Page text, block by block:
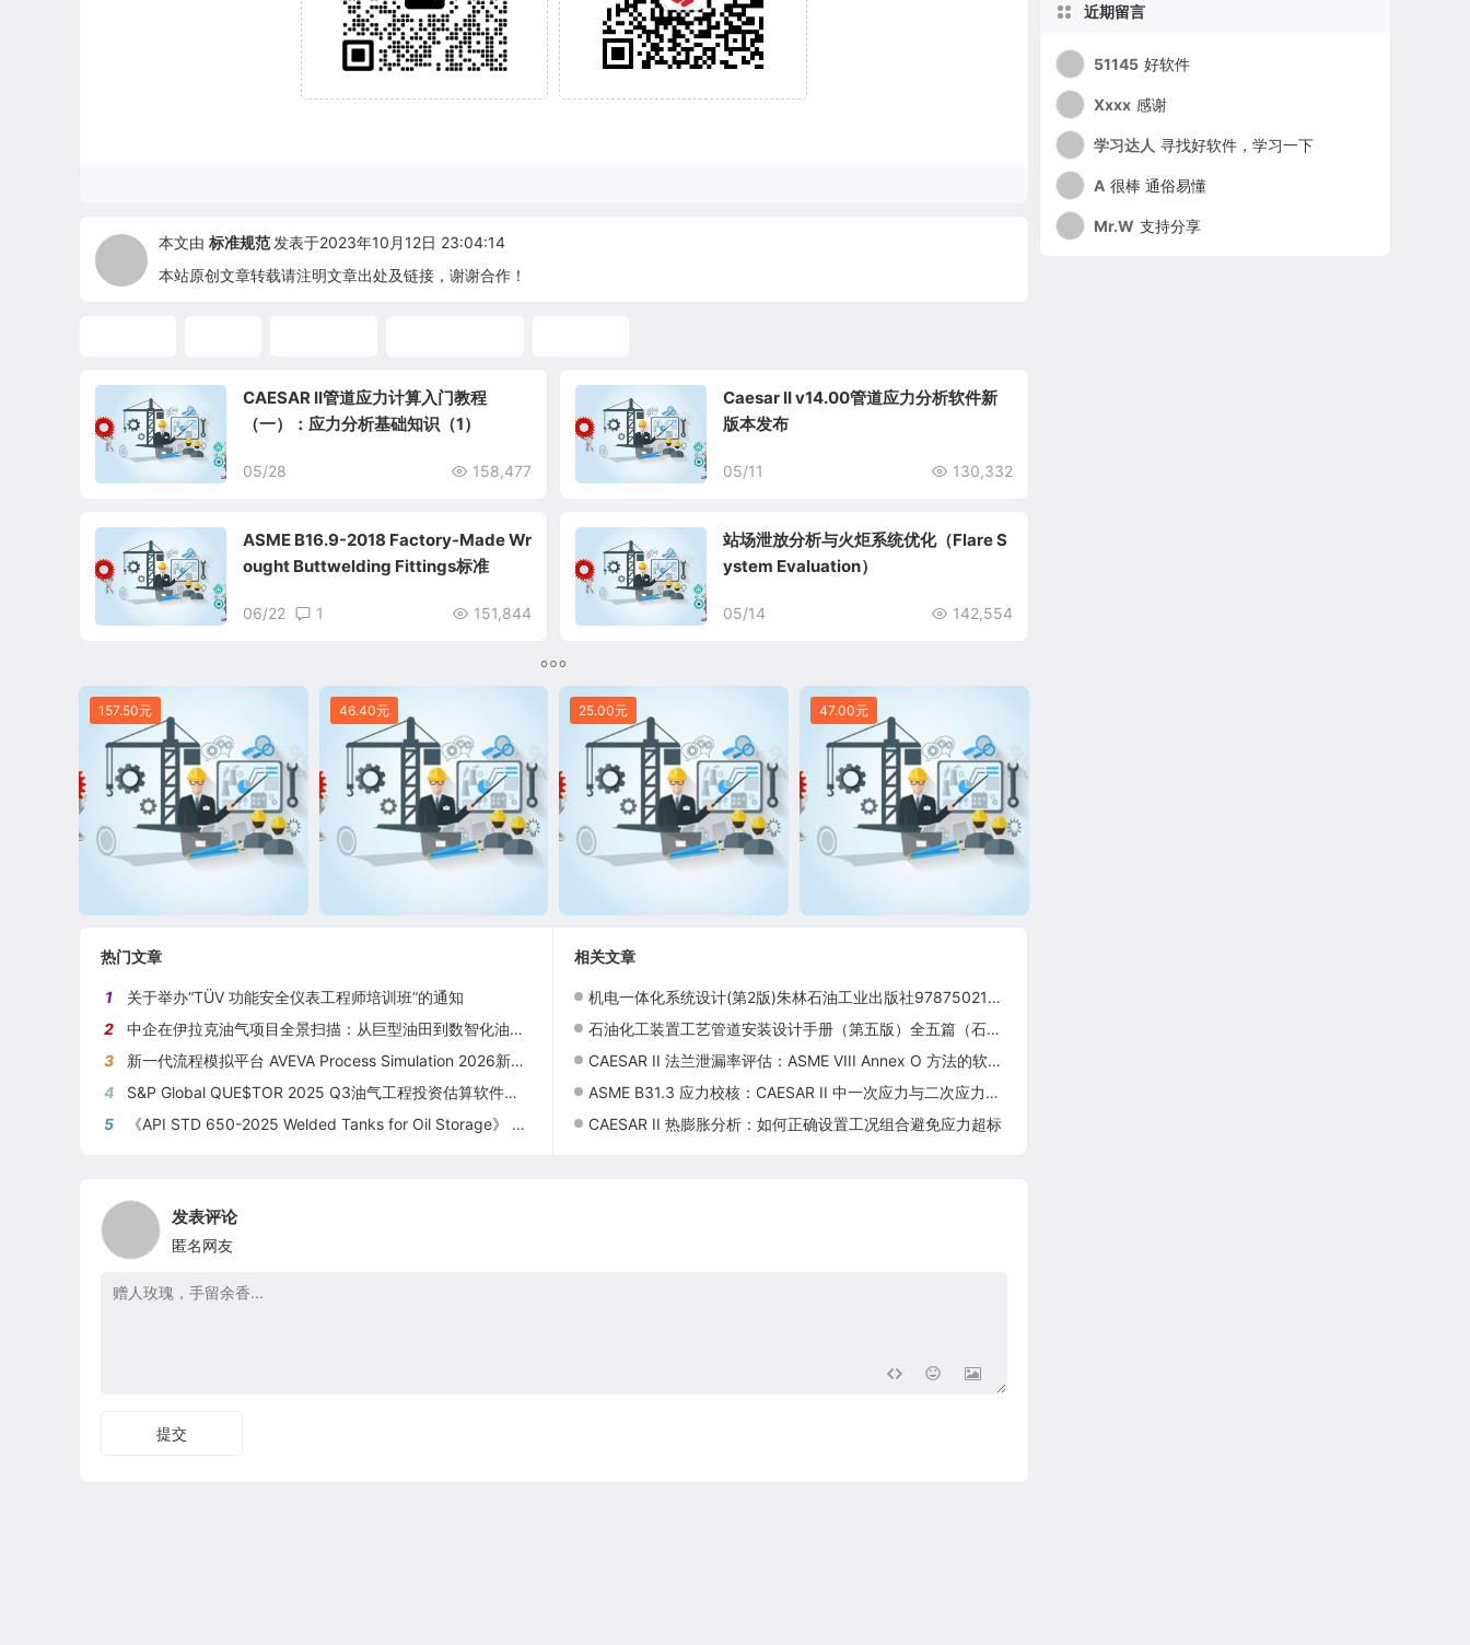
本文由 标准规范 发表于2023年10月12日 23:04:14
本站原创文章转载请注明文章出处及链接，谢谢合作！
CAESAR II管道应力计算入门教程
（一）：应力分析基础知识（1）
05/28 158,477
Caesar II v14.00管道应力分析软件新
版本发布
05/11 130,332
ASME B16.9-2018 Factory-Made Wr
ought Buttwelding Fittings标准
06/22 1 151,844
站场泄放分析与火炬系统优化（Flare S
ystem Evaluation）
05/14 142,554
157.50元 46.40元 25.00元 47.00元
热门文章
1
关于举办“TÜV 功能安全仪表工程师培训班”的通知
2
中企在伊拉克油气项目全景扫描：从巨型油田到数智化油田的系统性布局
3
新一代流程模拟平台 AVEVA Process Simulation 2026新版本发布
4
S&P Global QUE$TOR 2025 Q3油气工程投资估算软件新版本发布
5
《API STD 650-2025 Welded Tanks for Oil Storage》 《钢制焊接储油罐》（中英文对照版）
相关文章
机电一体化系统设计(第2版)朱林石油工业出版社9787502166137
石油化工装置工艺管道安装设计手册（第五版）全五篇（石油化工装置工艺管道安装设计手册/第三篇阀门）
CAESAR II 法兰泄漏率评估：ASME VIII Annex O 方法的软件实现
ASME B31.3 应力校核：CAESAR II 中一次应力与二次应力的正确区分方法
CAESAR II 热膨胀分析：如何正确设置工况组合避免应力超标
发表评论
匿名网友
提交
近期留言
51145 好软件
Xxxx 感谢
学习达人 寻找好软件，学习一下
A 很棒 通俗易懂
Mr.W 支持分享